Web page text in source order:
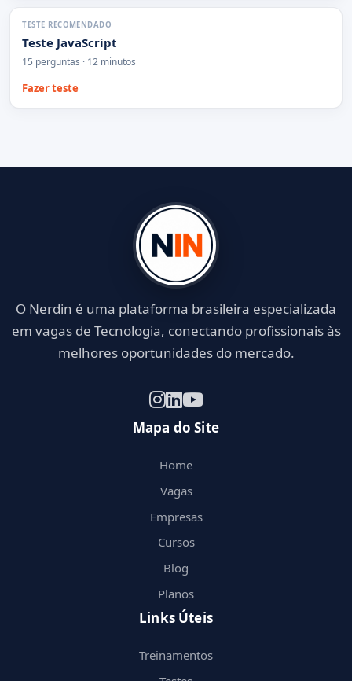
TESTE RECOMENDADO
Teste JavaScript
15 perguntas · 12 minutos
Fazer teste
O Nerdin é uma plataforma brasileira especializada
em vagas de Tecnologia, conectando profissionais às
melhores oportunidades do mercado.
Mapa do Site
Home
Vagas
Empresas
Cursos
Blog
Planos
Links Úteis
Treinamentos